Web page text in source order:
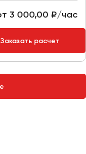
3 000,00 ₽/час
Заказать расчет